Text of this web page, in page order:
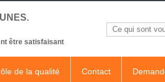
être satisfaisant
de la qualité Contact